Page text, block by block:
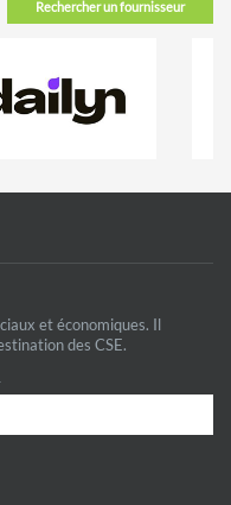
Rechercher un fournisseur
et économiques. Il
des CSE.